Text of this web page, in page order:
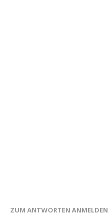
ZUM ANTWORTEN ANMELDEN